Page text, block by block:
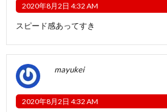
2020年8月2日 4:32 AM
スピード感あってすき
゚mayukei
2020年8月2日 4:32 AM